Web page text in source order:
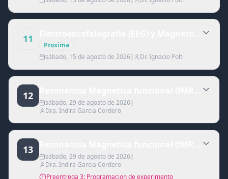
11 Electroencefalografia (EEG) y
Proxima
sábado, 15 de agosto de 2026 | Dr. Ignacio Polti
12 Resonancia Magnetica funcional (fMRI), Parte
sábado, 29 de agosto de 2026 |
Dra. Indira Garcia Cordero
13 Resonancia Magnetica funcional (fMRI),
sábado, 29 de agosto de 2026 |
Dra. Indira Garcia Cordero
Preentrega 3: Programacion de experimento